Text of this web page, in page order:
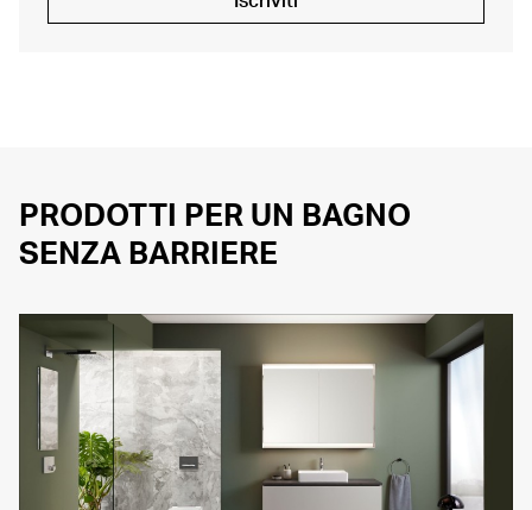
PRODOTTI PER UN BAGNO
SENZA BARRIERE